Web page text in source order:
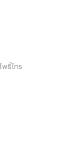
ธิ์ไทร